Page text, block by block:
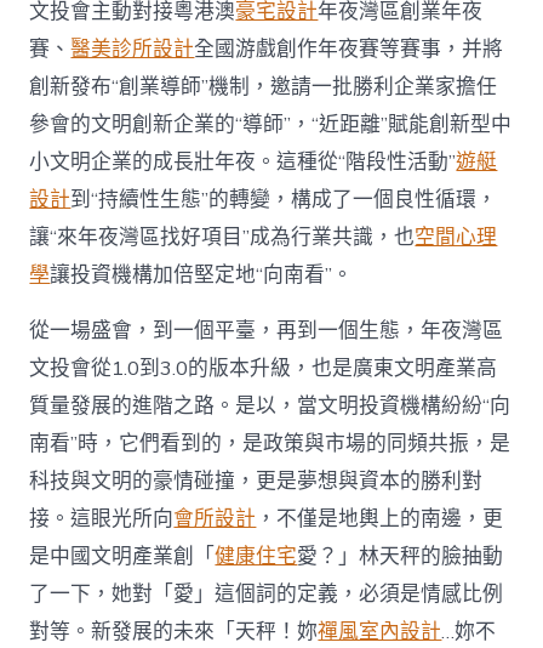
文投會主動對接粵港澳豪宅設計年夜灣區創業年夜
賽、醫美診所設計全國游戲創作年夜賽等賽事，并將
創新發布“創業導師”機制，邀請一批勝利企業家擔任
參會的文明創新企業的“導師”，“近距離”賦能創新型中
小文明企業的成長壯年夜。這種從“階段性活動”遊艇
設計到“持續性生態”的轉變，構成了一個良性循環，
讓“來年夜灣區找好項目”成為行業共識，也空間心理
學讓投資機構加倍堅定地“向南看”。
從一場盛會，到一個平臺，再到一個生態，年夜灣區
文投會從1.0到3.0的版本升級，也是廣東文明產業高
質量發展的進階之路。是以，當文明投資機構紛紛“向
南看”時，它們看到的，是政策與市場的同頻共振，是
科技與文明的豪情碰撞，更是夢想與資本的勝利對
接。這眼光所向會所設計 ，不僅是地輿上的南邊，更
是中國文明產業創「健康住宅愛？」林天秤的臉抽動
了一下，她對「愛」這個詞的定義，必須是情感比例
對等。新發展的未來「天秤！妳禪風室內設計…妳不